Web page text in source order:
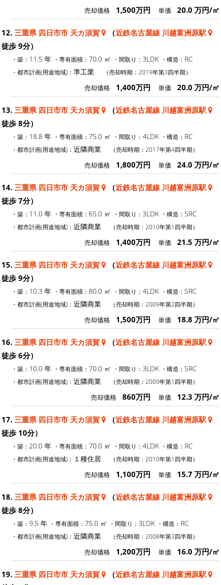
売却価格 1,500万円 単価 20.0 万円/㎡
12. 三重県 四日市市 天カ須賀 （近鉄名古屋線 川越富洲原駅
徒歩 9分）
・築： 11.5 年 ・専有面積： 70.0 ㎡ ・間取り： 3LDK ・構造： RC
・都市計画(用途地域)： 準工業 （売却時期：2019年第3四半期）
売却価格 1,400万円 単価 20.0 万円/㎡
13. 三重県 四日市市 天カ須賀 （近鉄名古屋線 川越富洲原駅
徒歩 8分）
・築： 18.8 年 ・専有面積： 75.0 ㎡ ・間取り： 4LDK ・構造： RC
・都市計画(用途地域)： 近隣商業 （売却時期：2017年第4四半期）
売却価格 1,800万円 単価 24.0 万円/㎡
14. 三重県 四日市市 天カ須賀 （近鉄名古屋線 川越富洲原駅
徒歩 7分）
・築： 11.0 年 ・専有面積： 65.0 ㎡ ・間取り： 3LDK ・構造： SRC
・都市計画(用途地域)： 近隣商業 （売却時期：2010年第1四半期）
売却価格 1,400万円 単価 21.5 万円/㎡
15. 三重県 四日市市 天カ須賀 （近鉄名古屋線 川越富洲原駅
徒歩 9分）
・築： 10.3 年 ・専有面積： 80.0 ㎡ ・間取り： 4LDK ・構造： SRC
・都市計画(用途地域)： 近隣商業 （売却時期：2009年第2四半期）
売却価格 1,500万円 単価 18.8 万円/㎡
16. 三重県 四日市市 天カ須賀 （近鉄名古屋線 川越富洲原駅
徒歩 6分）
・築： 10.0 年 ・専有面積： 70.0 ㎡ ・間取り： 3LDK ・構造： SRC
・都市計画(用途地域)： 近隣商業 （売却時期：2009年第1四半期）
売却価格 860万円 単価 12.3 万円/㎡
17. 三重県 四日市市 天カ須賀 （近鉄名古屋線 川越富洲原駅
徒歩 10分）
・築： 20.0 年 ・専有面積： 70.0 ㎡ ・間取り： 4LDK ・構造： RC
・都市計画(用途地域)： １種住居 （売却時期：2010年第1四半期）
売却価格 1,100万円 単価 15.7 万円/㎡
18. 三重県 四日市市 天カ須賀 （近鉄名古屋線 川越富洲原駅
徒歩 8分）
・築： 9.5 年 ・専有面積： 75.0 ㎡ ・間取り： 3LDK ・構造： RC
・都市計画(用途地域)： 近隣商業 （売却時期：2008年第3四半期）
売却価格 1,200万円 単価 16.0 万円/㎡
19. 三重県 四日市市 天カ須賀 （近鉄名古屋線 川越富洲原駅